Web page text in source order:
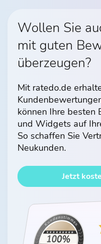
Wollen Sie
mit guten
überzeugen?
Mit ratedo.de
können Ihre besten
und Widgets auf
So schaffen Sie
Neukunden.
Jetzt